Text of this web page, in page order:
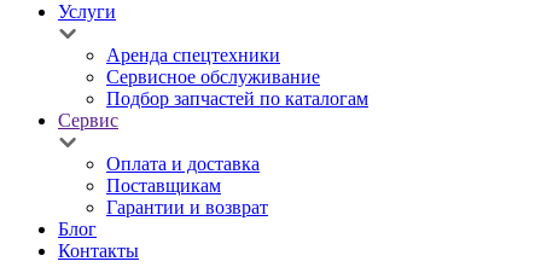
Услуги
Аренда спецтехники
Сервисное обслуживание
Подбор запчастей по каталогам
Сервис
Оплата и доставка
Поставщикам
Гарантии и возврат
Блог
Контакты